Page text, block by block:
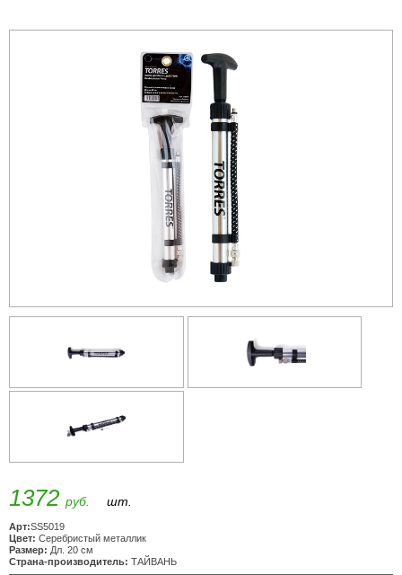
1372 руб. шт.
Арт:SS5019
Цвет: Серебристый металлик
Размер: Дл. 20 см
Страна-производитель: ТАЙВАНЬ